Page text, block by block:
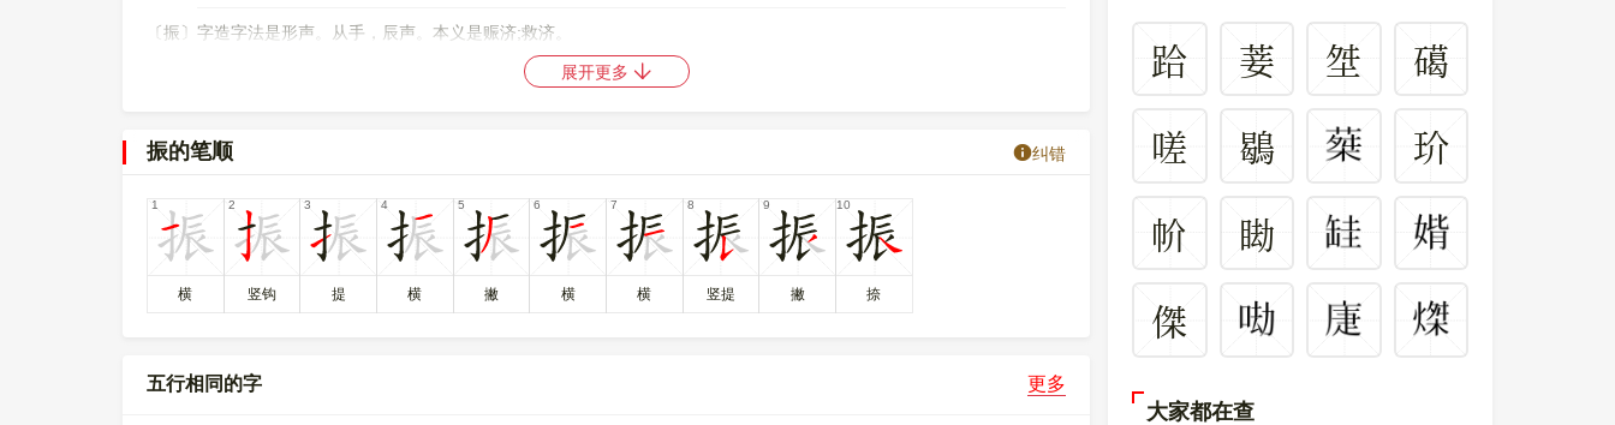
〔振〕字造字法是形声。从手，辰声。本义是赈济;救济。
，四角号码是51032，郑码是DGH
0000632F，UTF-8：E6 8C AF。
〔振〕字在《通用规范汉字表》的 一级字表 中，序号 1786 ，属 常用字 。
〔振〕字异体字是 𤚨 、 𤚿 。
展开更多
振的笔顺 纠错
横 竖钩 提 横 撇 横 横 竖提 撇 捺
五行相同的字 更多
跲 菨 㘶
礍
嗟
鶡
玠
㠹
䀷
傑
大家都在查